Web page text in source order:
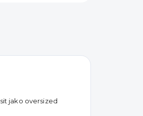
jako oversized